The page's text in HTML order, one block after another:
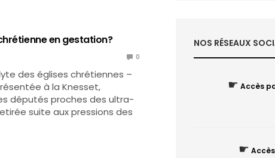
en gestation?
0
des églises chrétiennes –
à la Knesset,
députés proches des ultra-
suite aux pressions des
NOS RÉSEAUX
☛ Accès
☛